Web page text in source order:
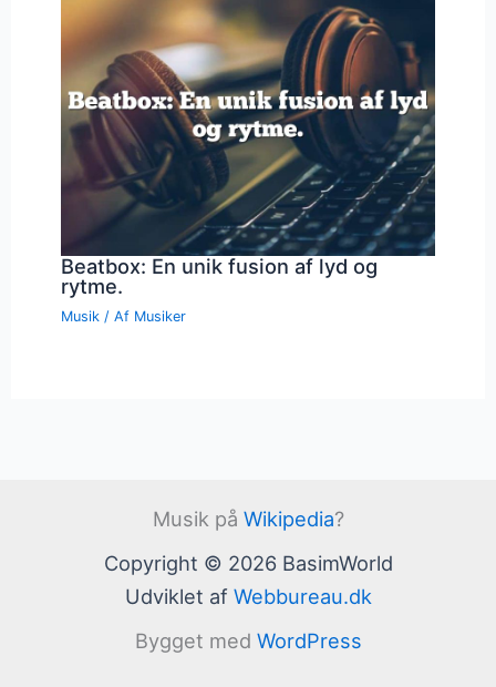
Beatbox: En unik fusion af lyd og
rytme.
Musik / Af Musiker
Musik på Wikipedia?
Copyright © 2026 BasimWorld
Udviklet af Webbureau.dk
Bygget med WordPress